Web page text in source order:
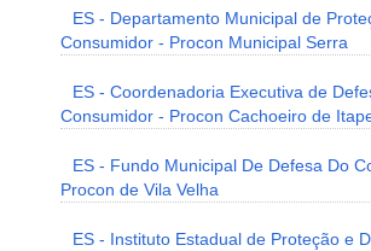
ES - Departamento Municipal de
Consumidor - Procon Municipal Serra
ES - Coordenadoria Executiva de
Consumidor - Procon Cachoeiro de
ES - Fundo Municipal De Defesa Do
Procon de Vila Velha
ES - Instituto Estadual de Proteção e